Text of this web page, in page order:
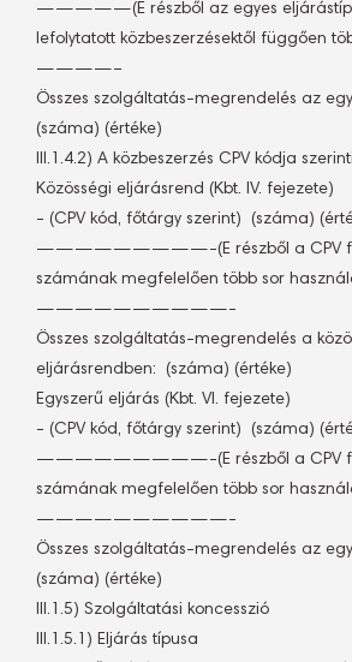
—————(E részből az egyes
lefolytatott közbeszerzésektől függően
————–
Összes szolgáltatás-megrendelés az
(száma) (értéke)
III.1.4.2) A közbeszerzés CPV kódja
Közösségi eljárásrend (Kbt. IV. fejezete)
- (CPV kód, főtárgy szerint)  (száma)
—————————-(E részből a CPV
számának megfelelően több sor
——————————-
Összes szolgáltatás-megrendelés a
eljárásrendben:  (száma) (értéke)
Egyszerű eljárás (Kbt. VI. fejezete)
- (CPV kód, főtárgy szerint)  (száma)
—————————-(E részből a CPV
számának megfelelően több sor
——————————-
Összes szolgáltatás-megrendelés az
(száma) (értéke)
III.1.5) Szolgáltatási koncesszió
III.1.5.1) Eljárás típusa